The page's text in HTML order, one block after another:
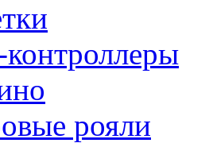
рояли